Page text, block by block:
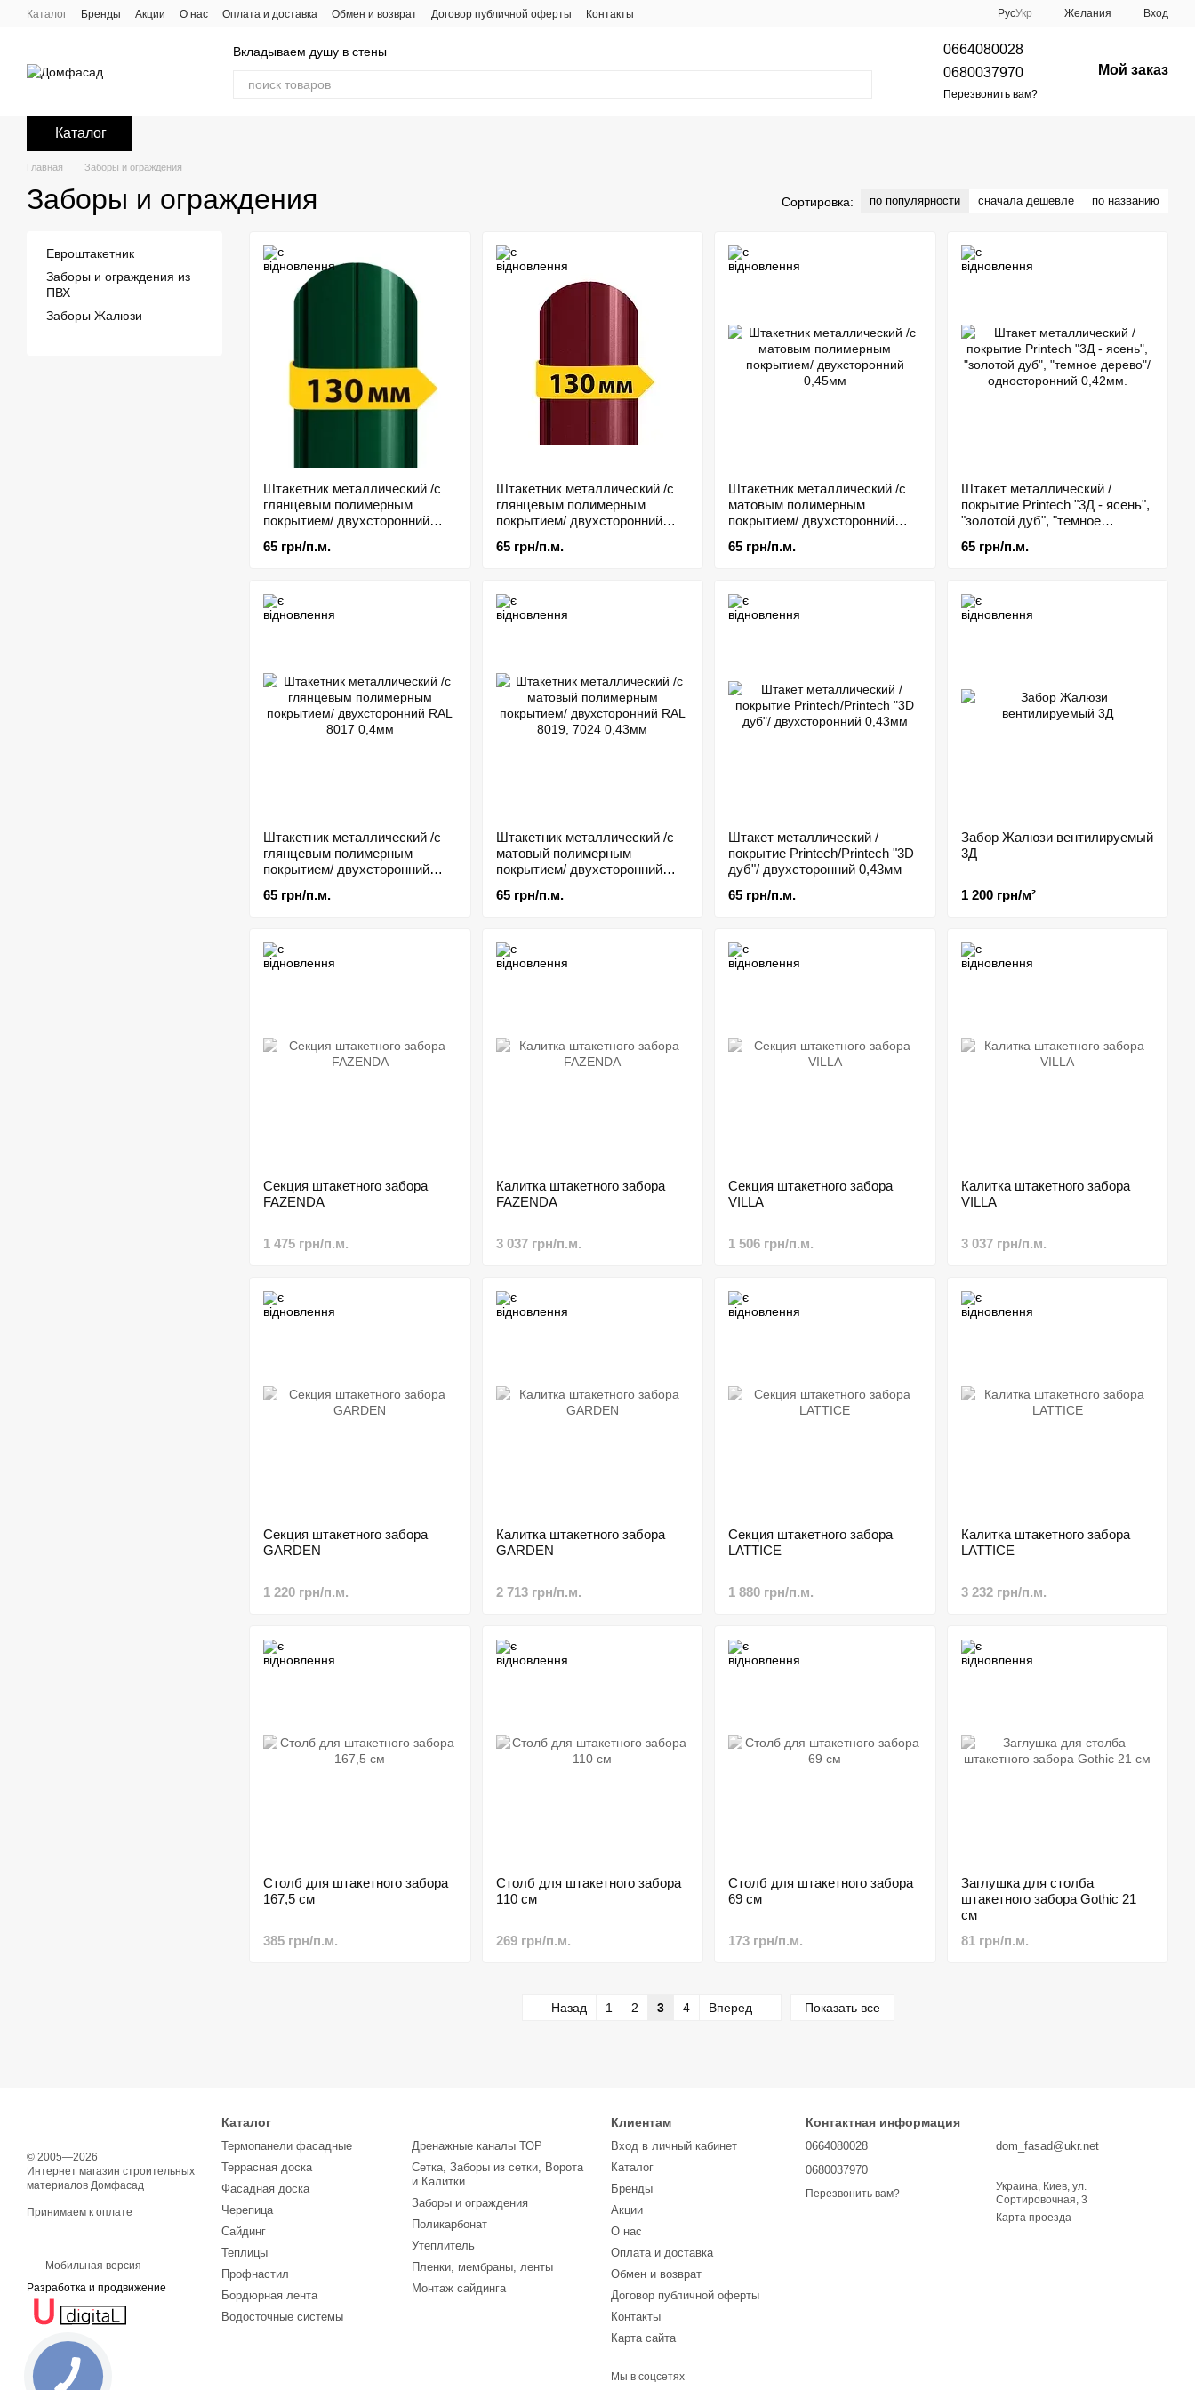
Перейти к основному контенту
Каталог Бренды Акции О нас Оплата и доставка Обмен и возврат Договор публичной оферты Контакты РусУкр Желания Вход
Вкладываем душу в стены
0664080028
0680037970
Перезвонить вам?
Мой заказ
Каталог
Главная Заборы и ограждения
Заборы и ограждения Сортировка: по популярности сначала дешевле по названию
Штакетник металлический /с
глянцевым полимерным
покрытием/ двухсторонний
65 грн/п.м.
Штакетник металлический /с
глянцевым полимерным
покрытием/ двухсторонний
65 грн/п.м.
Штакетник металлический /с
матовым полимерным
покрытием/ двухсторонний
65 грн/п.м.
Штакет металлический /
покрытие Printech "3Д - ясень",
"золотой дуб", "темное
0,42мм.
65 грн/п.м.
Штакетник металлический /с
глянцевым полимерным
покрытием/ двухсторонний
65 грн/п.м.
Штакетник металлический /с
матовый полимерным
покрытием/ двухсторонний
65 грн/п.м.
Штакет металлический /
покрытие Printech/Printech "3D
дуб"/ двухсторонний 0,43мм
65 грн/п.м.
Забор Жалюзи вентилируемый
3Д
1 200 грн/м²
Секция штакетного забора
FAZENDA
1 475 грн/п.м.
Калитка штакетного забора
FAZENDA
3 037 грн/п.м.
Секция штакетного забора
VILLA
1 506 грн/п.м.
Калитка штакетного забора
VILLA
3 037 грн/п.м.
Секция штакетного забора
GARDEN
1 220 грн/п.м.
Калитка штакетного забора
GARDEN
2 713 грн/п.м.
Секция штакетного забора
LATTICE
1 880 грн/п.м.
Калитка штакетного забора
LATTICE
3 232 грн/п.м.
Столб для штакетного забора
167,5 см
385 грн/п.м.
Столб для штакетного забора
110 см
269 грн/п.м.
Столб для штакетного забора
69 см
173 грн/п.м.
Заглушка для столба
штакетного забора Gothic 21
см
81 грн/п.м.
Назад 1 2 3 4 Вперед Показать все
Евроштакетник
Заборы и ограждения из
ПВХ
Заборы Жалюзи
© 2005—2026
Интернет магазин строительных
материалов Домфасад
Принимаем к оплате
Мобильная версия
Разработка и продвижение
Каталог
Термопанели фасадные
Террасная доска
Фасадная доска
Черепица
Сайдинг
Теплицы
Профнастил
Бордюрная лента
Водосточные системы
Дренажные каналы ТОР
Сетка, Заборы из сетки, Ворота
и Калитки
Заборы и ограждения
Поликарбонат
Утеплитель
Пленки, мембраны, ленты
Монтаж сайдинга
Клиентам
Вход в личный кабинет
Каталог
Бренды
Акции
О нас
Оплата и доставка
Обмен и возврат
Договор публичной оферты
Контакты
Карта сайта
Мы в соцсетях
Контактная информация
0664080028
0680037970
Перезвонить вам?
dom_fasad@ukr.net
Украина, Киев, ул.
Сортировочная, 3
Карта проезда